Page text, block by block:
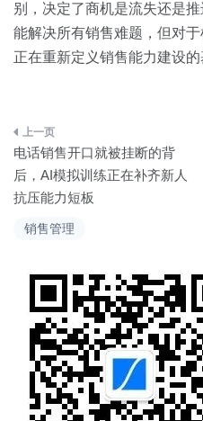
销售管理
别，决定了商机是流失还是
能解决所有销售难题，但对于
正在重新定义销售能力建设的
文
章
导
电话销售开口就被挂断的背
后，AI模拟训练正在补齐新人
抗压能力短板